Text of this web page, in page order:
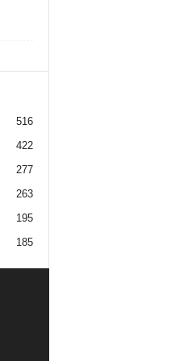
516
422
277
263
195
185